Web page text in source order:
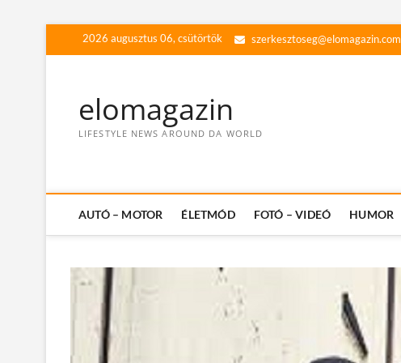
2026 augusztus 06, csütörtök szerkesztoseg@elomagazin.com
elomagazin
LIFESTYLE NEWS AROUND DA WORLD
AUTÓ – MOTOR ÉLETMÓD FOTÓ – VIDEÓ HUMOR